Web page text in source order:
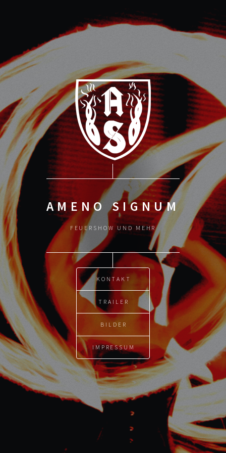
AMENO SIGNUM
FEUERSHOW UND MEHR
KONTAKT
TRAILER
BILDER
IMPRESSUM